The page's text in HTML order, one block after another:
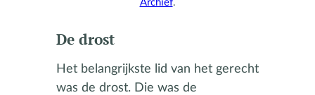
Archief.
De drost
Het belangrijkste lid van het gerecht
was de drost. Die was de